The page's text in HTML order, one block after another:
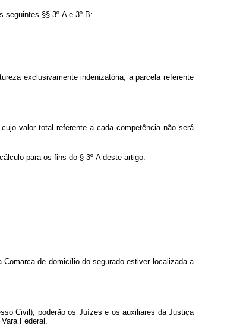
seguintes §§ 3º-A e 3º-B:
exclusivamente indenizatória, a parcela referente
valor total referente a cada competência não será
para os fins do § 3º-A deste artigo.
de domicílio do segurado estiver localizada a
Civil), poderão os Juízes e os auxiliares da Justiça
Federal.